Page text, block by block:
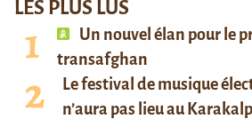
LES PLUS LUS
Un nouvel élan pour le
transafghan
Le festival de musique
n’aura pas lieu au